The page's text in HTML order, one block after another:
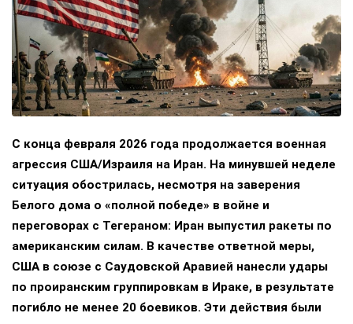
С конца февраля 2026 года продолжается военная
агрессия США/Израиля на Иран. На минувшей неделе
ситуация обострилась, несмотря на заверения
Белого дома о «полной победе» в войне и
переговорах с Тегераном: Иран выпустил ракеты по
американским силам. В качестве ответной меры,
США в союзе с Саудовской Аравией нанесли удары
по проиранским группировкам в Ираке, в результате
погибло не менее 20 боевиков. Эти действия были